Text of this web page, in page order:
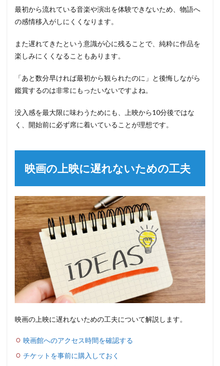
最初から流れている音楽や演出を体験できないため、物語へ
の感情移入がしにくくなります。
また遅れてきたという意識が心に残ることで、純粋に作品を
楽しみにくくなることもあります。
「あと数分早ければ最初から観られたのに」と後悔しながら
鑑賞するのは非常にもったいないですよね。
没入感を最大限に味わうためにも、上映から10分後ではな
く、開始前に必ず席に着いていることが理想です。
映画の上映に遅れないための工夫
映画の上映に遅れないための工夫について解説します。
映画館へのアクセス時間を確認する
チケットを事前に購入しておく